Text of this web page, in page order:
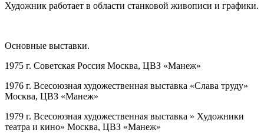
Художник работает в области станковой живописи и графики.
Основные выставки.
1975 г. Советская Россия Москва, ЦВЗ «Манеж»
1976 г. Всесоюзная художественная выставка «Слава труду»
Москва, ЦВЗ «Манеж»
1979 г. Всесоюзная художественная выставка » Художники
театра и кино» Москва, ЦВЗ «Манеж»